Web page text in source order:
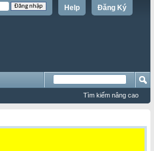
Đăng Ký
Help
Tìm kiếm nâng cao